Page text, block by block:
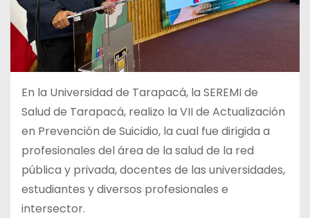
En la Universidad de Tarapacá, la SEREMI de
Salud de Tarapacá, realizo la VII de Actualización
en Prevención de Suicidio, la cual fue dirigida a
profesionales del área de la salud de la red
pública y privada, docentes de las universidades,
estudiantes y diversos profesionales e
intersector.